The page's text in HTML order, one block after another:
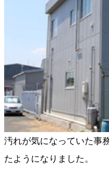
汚れが気になっていた事
たようになりました。